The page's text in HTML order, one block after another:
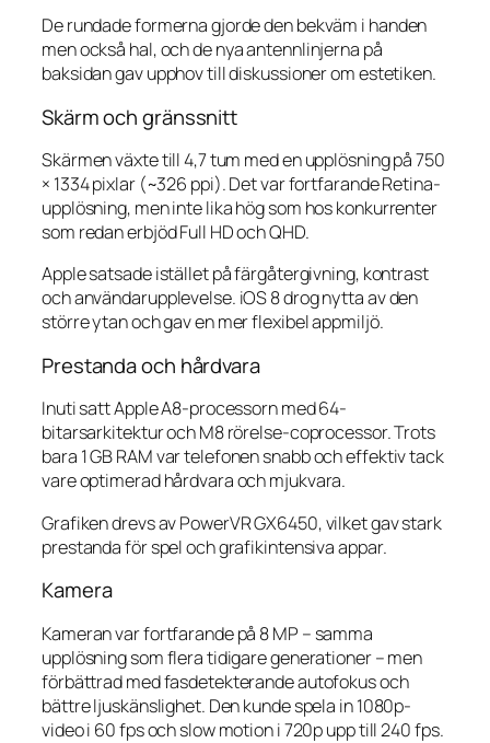
De rundade formerna gjorde den bekväm i handen
men också hal, och de nya antennlinjerna på
baksidan gav upphov till diskussioner om estetiken.
Skärm och gränssnitt
Skärmen växte till 4,7 tum med en upplösning på 750
× 1334 pixlar (~326 ppi). Det var fortfarande Retina-
upplösning, men inte lika hög som hos konkurrenter
som redan erbjöd Full HD och QHD.
Apple satsade istället på färgåtergivning, kontrast
och användarupplevelse. iOS 8 drog nytta av den
större ytan och gav en mer flexibel appmiljö.
Prestanda och hårdvara
Inuti satt Apple A8-processorn med 64-
bitarsarkitektur och M8 rörelse-coprocessor. Trots
bara 1 GB RAM var telefonen snabb och effektiv tack
vare optimerad hårdvara och mjukvara.
Grafiken drevs av PowerVR GX6450, vilket gav stark
prestanda för spel och grafikintensiva appar.
Kamera
Kameran var fortfarande på 8 MP – samma
upplösning som flera tidigare generationer – men
förbättrad med fasdetekterande autofokus och
bättre ljuskänslighet. Den kunde spela in 1080p-
video i 60 fps och slow motion i 720p upp till 240 fps.